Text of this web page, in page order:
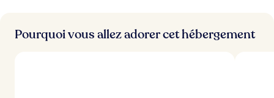
Pourquoi vous allez adorer cet hébergement